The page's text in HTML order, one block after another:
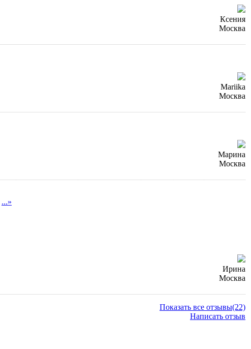
Ксения
Москва
Mariika
Москва
Марина
Москва
...»
Ирина
Москва
Показать все отзывы(22)
Написать отзыв